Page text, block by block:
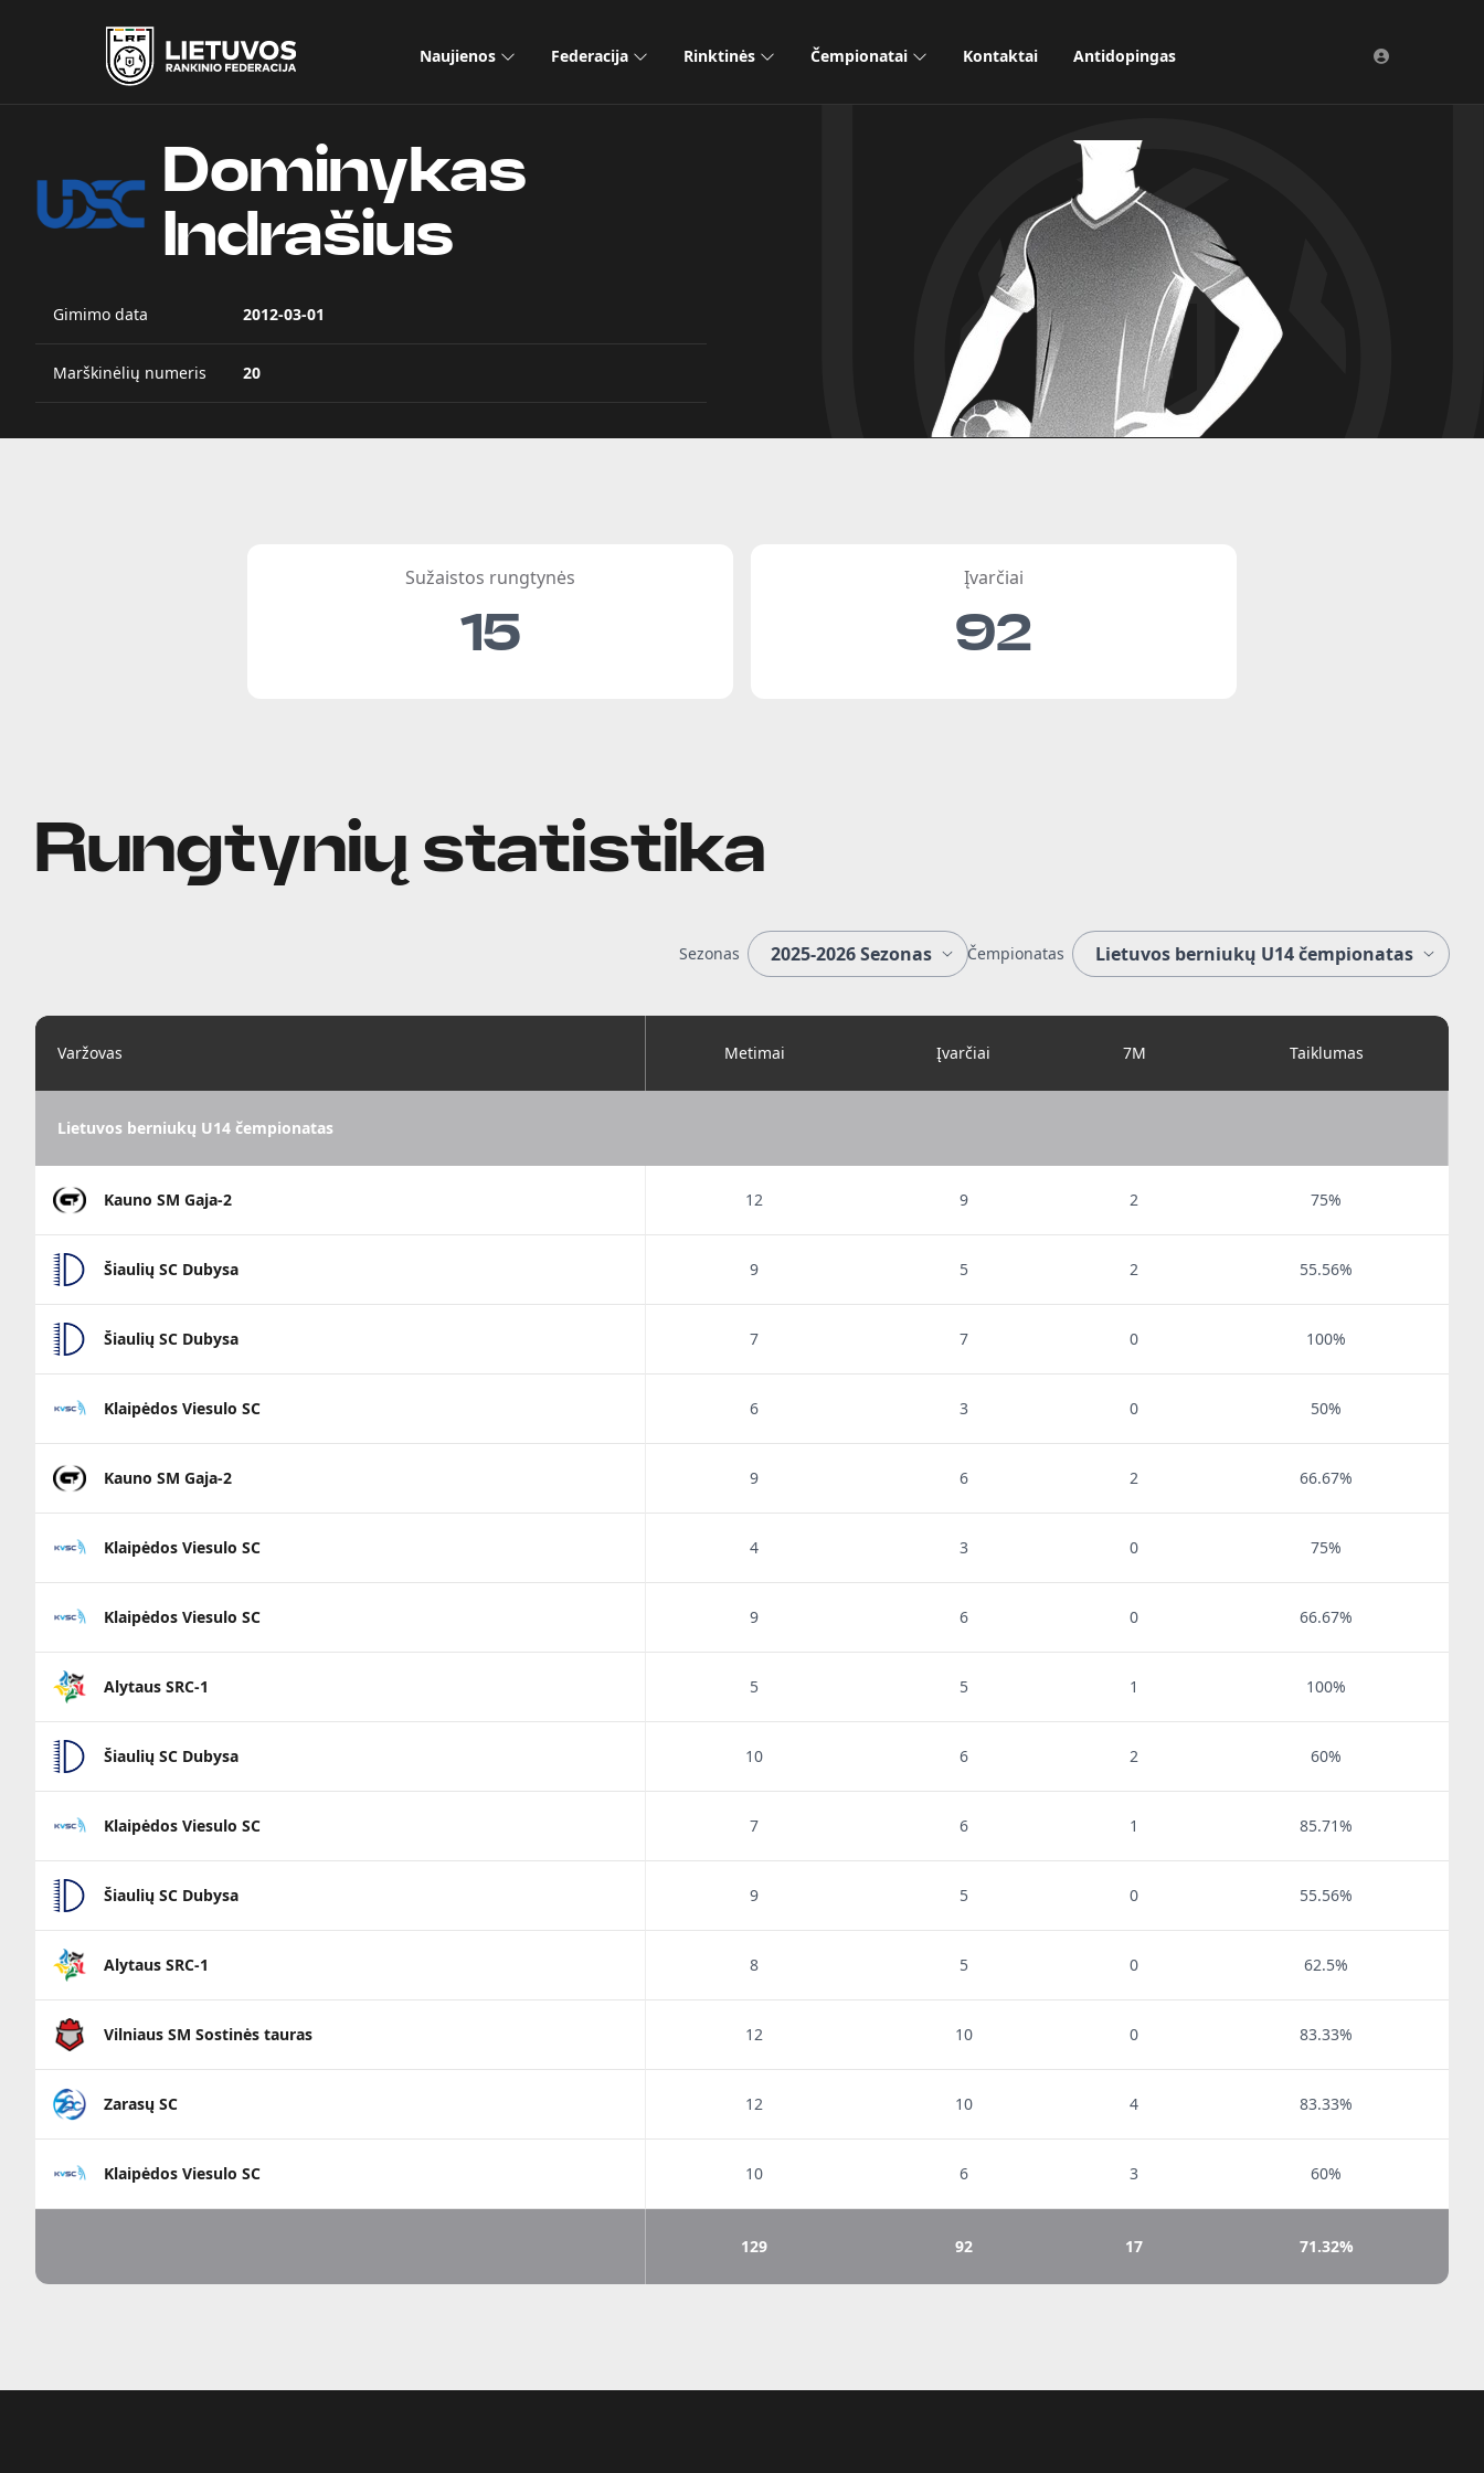
Naujienos Federacija Rinktinės Čempionatai Kontaktai Antidopingas
Dominykas
Indrašius
Gimimo data 2012-03-01
Marškinėlių numeris 20
Sužaistos rungtynės
15
Įvarčiai
92
Rungtynių statistika
Sezonas Čempionatas
Varžovas Metimai Įvarčiai 7M Taiklumas
Lietuvos berniukų U14 čempionatas
Kauno SM Gaja-2 12 9 2 75%
Šiaulių SC Dubysa 9 5 2 55.56%
Šiaulių SC Dubysa 7 7 0 100%
Klaipėdos Viesulo SC 6 3 0 50%
Kauno SM Gaja-2 9 6 2 66.67%
Klaipėdos Viesulo SC 4 3 0 75%
Klaipėdos Viesulo SC 9 6 0 66.67%
Alytaus SRC-1 5 5 1 100%
Šiaulių SC Dubysa 10 6 2 60%
Klaipėdos Viesulo SC 7 6 1 85.71%
Šiaulių SC Dubysa 9 5 0 55.56%
Alytaus SRC-1 8 5 0 62.5%
Vilniaus SM Sostinės tauras 12 10 0 83.33%
Zarasų SC 12 10 4 83.33%
Klaipėdos Viesulo SC 10 6 3 60%
129 92 17 71.32%